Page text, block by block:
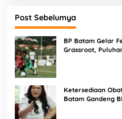
Post Sebelumya
BP Batam Gelar
Grassroot,
Ketersediaan
Batam Gandeng